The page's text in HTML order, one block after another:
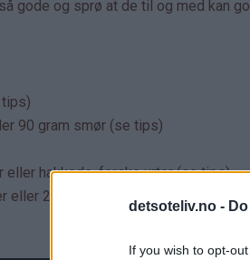
detsoteliv.no -
If you wish to opt-
gode og sprø at de til og med kan
90 gram smør (se tips)
eller hakkede, ferske urter (se tips)
eller 2 hvitløksfedd (kan sløyfes, se